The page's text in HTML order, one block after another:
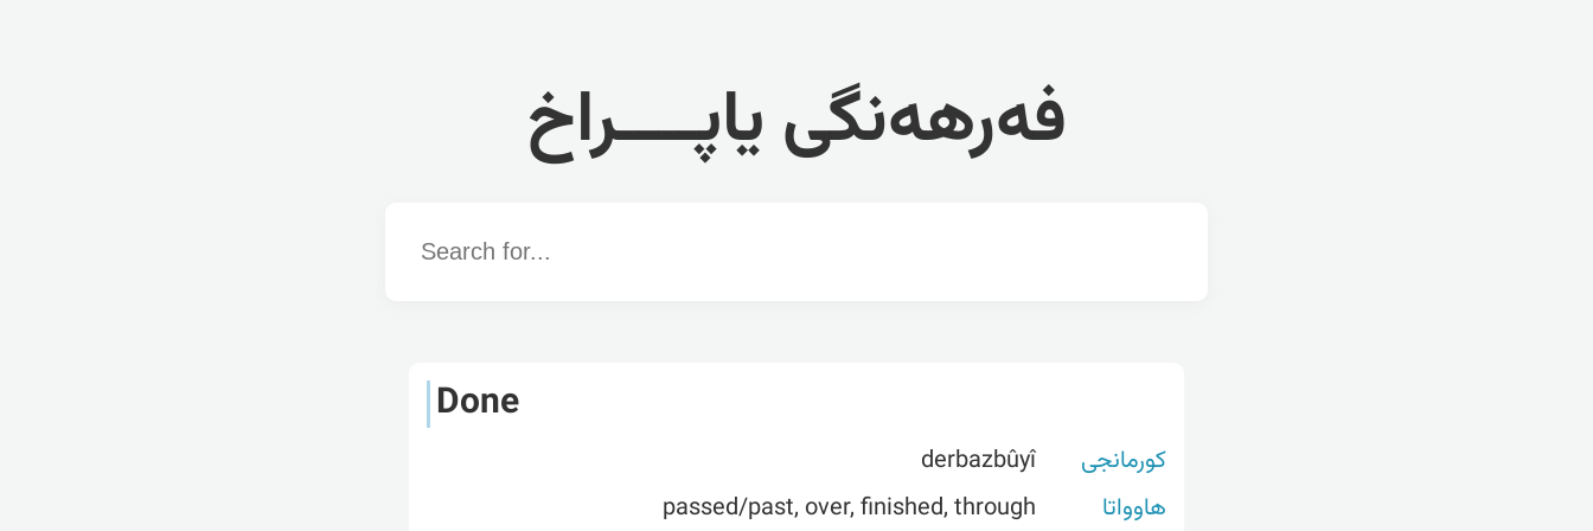
فەرهەنگی یاپــــراخ
Word
Done
کورمانجی
derbazbûyî
هاوواتا
passed/past, over, finished, through